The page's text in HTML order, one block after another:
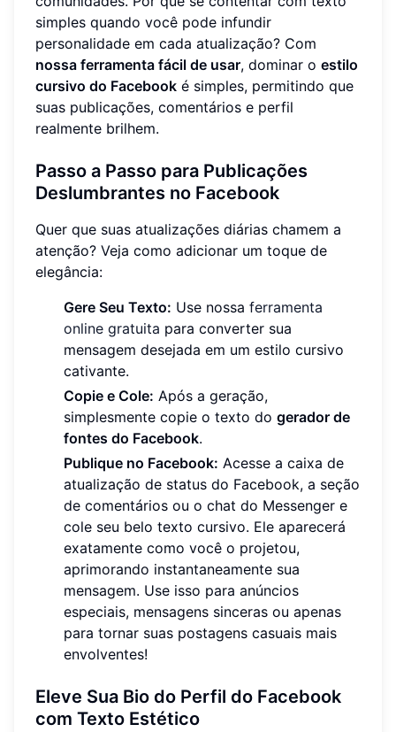
simples quando você pode infundir
personalidade em cada atualização? Com
nossa ferramenta fácil de usar, dominar o estilo
cursivo do Facebook é simples, permitindo que
suas publicações, comentários e perfil
realmente brilhem.
Passo a Passo para Publicações
Deslumbrantes no Facebook
Quer que suas atualizações diárias chamem a
atenção? Veja como adicionar um toque de
elegância:
Gere Seu Texto: Use nossa ferramenta
online gratuita para converter sua
mensagem desejada em um estilo cursivo
cativante.
Copie e Cole: Após a geração,
simplesmente copie o texto do gerador de
fontes do Facebook.
Publique no Facebook: Acesse a caixa de
atualização de status do Facebook, a seção
de comentários ou o chat do Messenger e
cole seu belo texto cursivo. Ele aparecerá
exatamente como você o projetou,
aprimorando instantaneamente sua
mensagem. Use isso para anúncios
especiais, mensagens sinceras ou apenas
para tornar suas postagens casuais mais
envolventes!
Eleve Sua Bio do Perfil do Facebook
com Texto Estético